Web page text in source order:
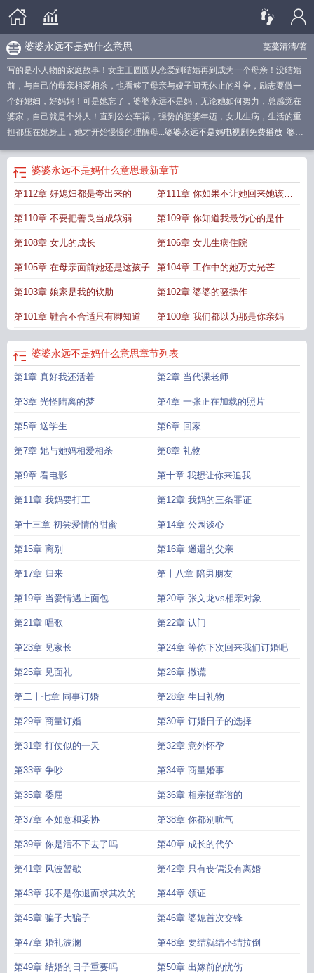
蔓蔓清清/著
婆婆永远不是妈什么意思
写的是小人物的家庭故事！女主王圆圆从恋爱到结婚再到成为一个母亲！没结婚
前，与自己的母亲相爱相杀，也看够了母亲与嫂子间无休止的斗争，励志要做一
个好媳妇，好妈妈！可是她忘了，婆婆永远不是妈，无论她如何努力，总感觉在
婆家，自己就是个外人！直到公公车祸，强势的婆婆年迈，女儿生病，生活的重
担都压在她身上，她才开始慢慢的理解母...婆婆永远不是妈电视剧免费播放 婆婆
是妈的文案
婆婆就是婆婆永远不是妈 婆婆永远不是妈说说句子
免费观看第一集
看全集婆婆永远不是妈电视剧婆婆永远不是妈什么意思真是一点不假婆婆始
说婆婆永远不是妈的前一句婆婆永远不是妈大结局 婆婆永远不是妈图片
婆婆永远不是妈什么意思最新章节
第112章 好媳妇都是夸出来的 第111章 你如果不让她回来她该去
哪
第110章 不要把善良当成软弱 第109章 你知道我最伤心的是什么
吗
第108章 女儿的成长 第106章 女儿生病住院
第105章 在母亲面前她还是这孩子 第104章 工作中的她万丈光芒
第103章 娘家是我的软肋 第102章 婆婆的骚操作
第101章 鞋合不合适只有脚知道 第100章 我们都以为那是你亲妈
婆婆永远不是妈什么意思章节列表
第1章 真好我还活着 第2章 当代课老师
第3章 光怪陆离的梦 第4章 一张正在加载的照片
第5章 送学生 第6章 回家
第7章 她与她妈相爱相杀 第8章 礼物
第9章 看电影 第十章 我想让你来追我
第11章 我妈要打工 第12章 我妈的三条罪证
第十三章 初尝爱情的甜蜜 第14章 公园谈心
第15章 离别 第16章 邋遢的父亲
第17章 归来 第十八章 陪男朋友
第19章 当爱情遇上面包 第20章 张文龙vs相亲对象
第21章 唱歌 第22章 认门
第23章 见家长 第24章 等你下次回来我们订婚吧
第25章 见面礼 第26章 撒谎
第二十七章 同事订婚 第28章 生日礼物
第29章 商量订婚 第30章 订婚日子的选择
第31章 打仗似的一天 第32章 意外怀孕
第33章 争吵 第34章 商量婚事
第35章 委屈 第36章 相亲挺靠谱的
第37章 不如意和妥协 第38章 你都别吭气
第39章 你是活不下去了吗 第40章 成长的代价
第41章 风波暂歇 第42章 只有丧偶没有离婚
第43章 我不是你退而求其次的选
择
第44章 领证
第45章 骗子大骗子 第46章 婆媳首次交锋
第47章 婚礼波澜 第48章 要结就结不结拉倒
第49章 结婚的日子重要吗 第50章 出嫁前的忧伤